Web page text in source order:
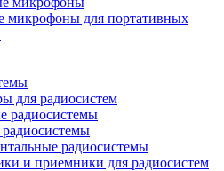
микрофоны для портативных
для радиосистем
радиосистемы
радиосистемы
и приемники для радиосистем